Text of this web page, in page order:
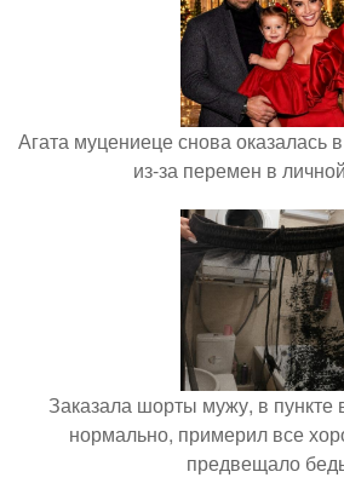
Агата муцениеце снова оказалась
из-за перемен в
Заказала шорты мужу, в
нормально, примерил все
предвещало